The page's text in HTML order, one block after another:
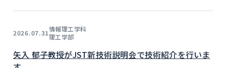
2026.07.31情報理工学科
理工学部
矢入 郁子教授がJST新技術説明会で技術紹介を行いま